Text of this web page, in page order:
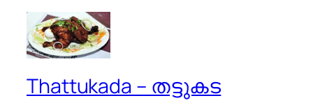
Thattukada – തട്ടുകട